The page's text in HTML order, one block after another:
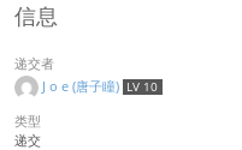
信息
递交者
J o e (唐子瞳) LV 10
类型
递交